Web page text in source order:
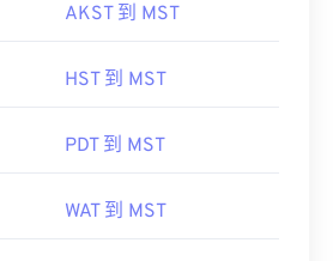
AKST 到 MST
HST 到 MST
PDT 到 MST
WAT 到 MST